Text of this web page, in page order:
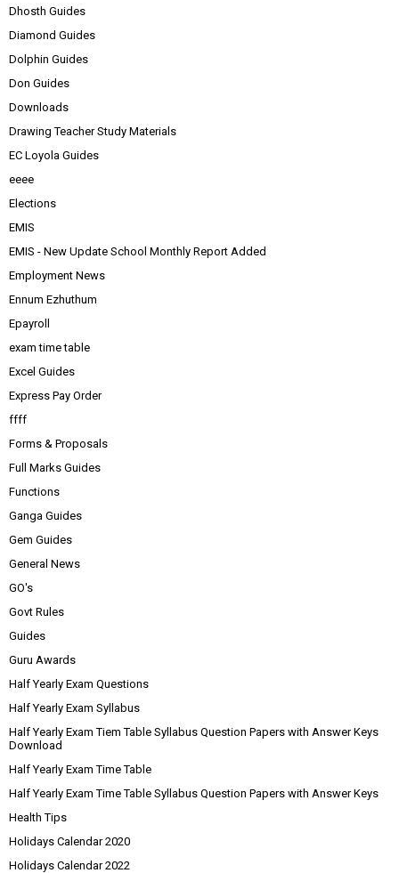
Dhosth Guides
Diamond Guides
Dolphin Guides
Don Guides
Downloads
Drawing Teacher Study Materials
EC Loyola Guides
eeee
Elections
EMIS
EMIS - New Update School Monthly Report Added
Employment News
Ennum Ezhuthum
Epayroll
exam time table
Excel Guides
Express Pay Order
ffff
Forms & Proposals
Full Marks Guides
Functions
Ganga Guides
Gem Guides
General News
GO's
Govt Rules
Guides
Guru Awards
Half Yearly Exam Questions
Half Yearly Exam Syllabus
Half Yearly Exam Tiem Table Syllabus Question Papers with Answer Keys
Download
Half Yearly Exam Time Table
Half Yearly Exam Time Table Syllabus Question Papers with Answer Keys
Health Tips
Holidays Calendar 2020
Holidays Calendar 2022